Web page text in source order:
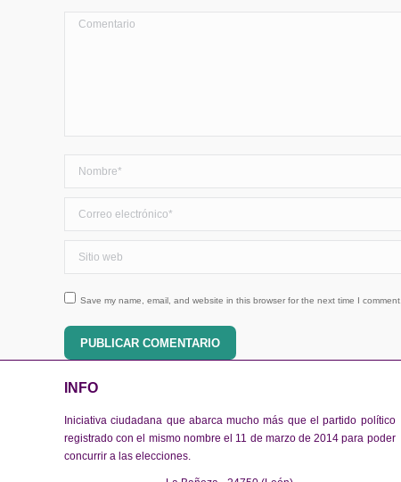
Comentario
Save my name, email, and website in this browser for the next time I comment.
PUBLICAR COMENTARIO
INFO
Iniciativa ciudadana que abarca mucho más que el partido político
registrado con el mismo nombre el 11 de marzo de 2014 para poder
concurrir a las elecciones.